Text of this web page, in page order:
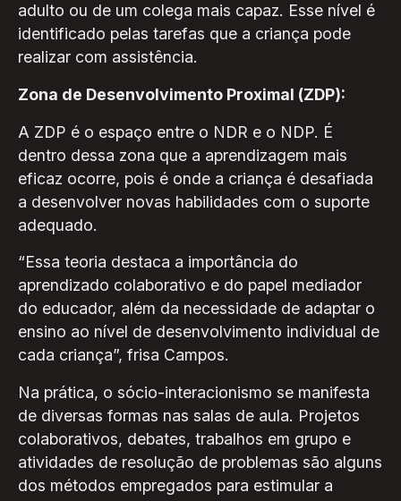
adulto ou de um colega mais capaz. Esse nível é
identificado pelas tarefas que a criança pode
realizar com assistência.
Zona de Desenvolvimento Proximal (ZDP):
A ZDP é o espaço entre o NDR e o NDP. É
dentro dessa zona que a aprendizagem mais
eficaz ocorre, pois é onde a criança é desafiada
a desenvolver novas habilidades com o suporte
adequado.
“Essa teoria destaca a importância do
aprendizado colaborativo e do papel mediador
do educador, além da necessidade de adaptar o
ensino ao nível de desenvolvimento individual de
cada criança”, frisa Campos.
Na prática, o sócio-interacionismo se manifesta
de diversas formas nas salas de aula. Projetos
colaborativos, debates, trabalhos em grupo e
atividades de resolução de problemas são alguns
dos métodos empregados para estimular a